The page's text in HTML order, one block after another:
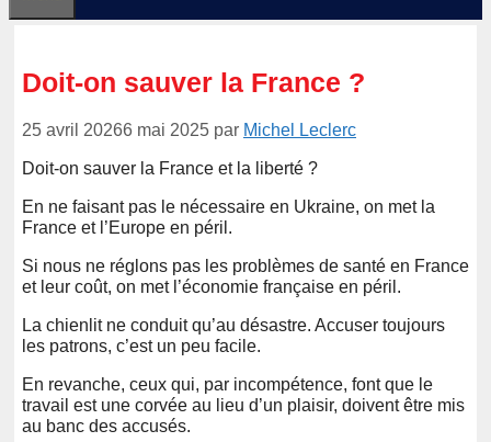
Doit-on sauver la France ?
25 avril 20266 mai 2025 par Michel Leclerc
Doit-on sauver la France et la liberté ?
En ne faisant pas le nécessaire en Ukraine, on met la
France et l’Europe en péril.
Si nous ne réglons pas les problèmes de santé en France
et leur coût, on met l’économie française en péril.
La chienlit ne conduit qu’au désastre. Accuser toujours
les patrons, c’est un peu facile.
En revanche, ceux qui, par incompétence, font que le
travail est une corvée au lieu d’un plaisir, doivent être mis
au banc des accusés.